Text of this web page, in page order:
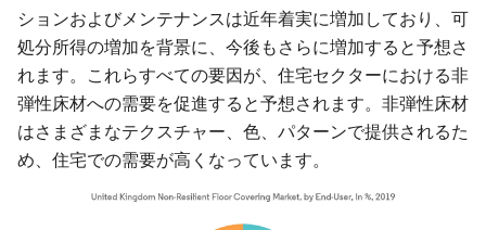
ションおよびメンテナンスは近年着実に増加しており、可
処分所得の増加を背景に、今後もさらに増加すると予想さ
れます。これらすべての要因が、住宅セクターにおける非
弾性床材への需要を促進すると予想されます。非弾性床材
はさまざまなテクスチャー、色、パターンで提供されるた
め、住宅での需要が高くなっています。